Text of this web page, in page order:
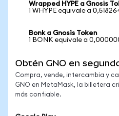
Wrapped HYPE a Gnosis
1 WHYPE equivale a
Bonk a Gnosis Token
1 BONK equivale a
Obtén GNO en
Compra, vende, intercambia y
GNO en MetaMask, la billetera
más confiable.